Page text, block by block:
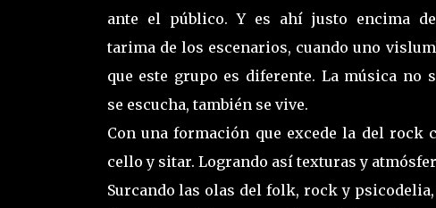
ante el público. Y es ahí justo encima
tarima de los escenarios, cuando uno
que este grupo es diferente. La música no
se escucha, también se vive.
Con una formación que excede la del rock
cello y sitar. Logrando así texturas y
Surcando las olas del folk, rock y psicodelia,